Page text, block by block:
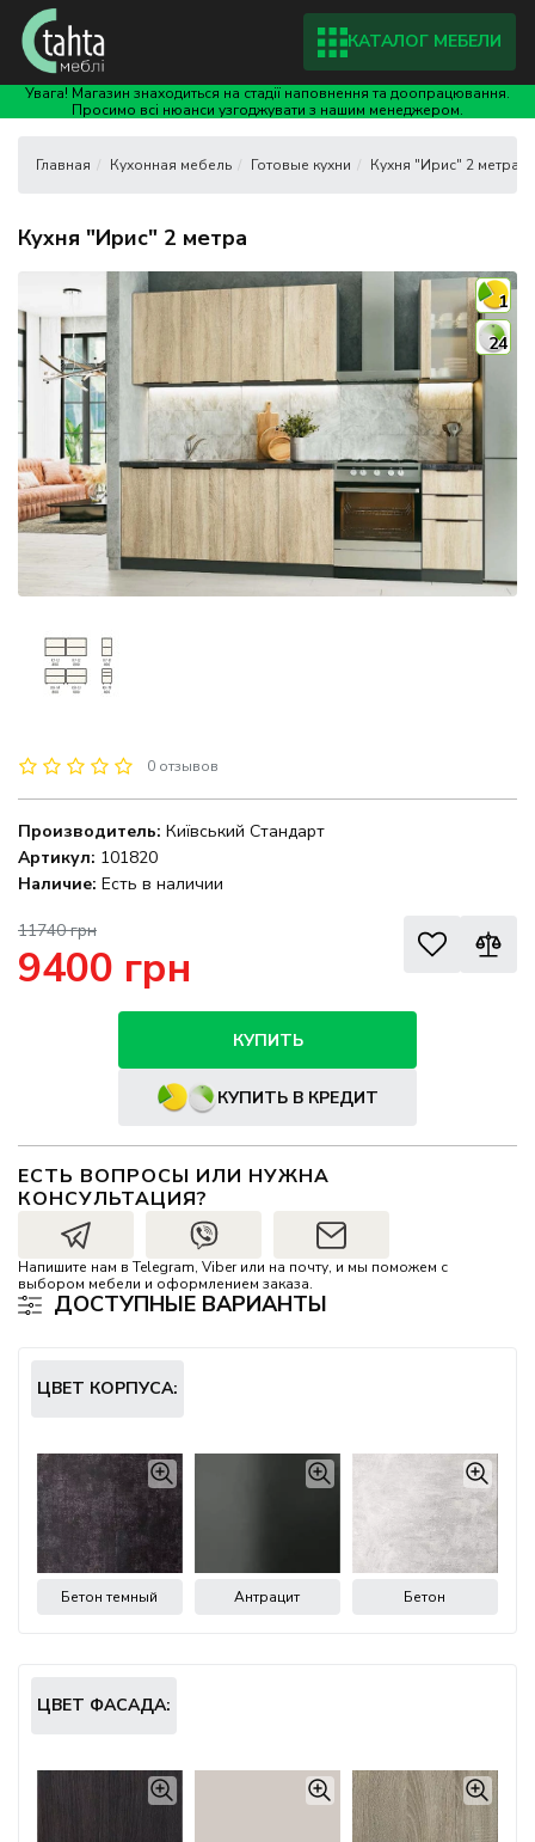
Увага! Магазин знаходиться на стадії наповнення та доопрацювання.
Просимо всі нюанси узгоджувати з нашим менеджером.
КАТАЛОГ МЕБЕЛИ
Кухонная мебель Готовые кухни Кухня "Ирис" 2 метра
Кухня "Ирис" 2 метра
1
24
0 отзывов
Производитель: Київський Стандарт
Артикул: 101820
Наличие: Есть в наличии
11740 грн
9400 грн
КУПИТЬ
КУПИТЬ В КРЕДИТ
ЕСТЬ ВОПРОСЫ ИЛИ НУЖНА
КОНСУЛЬТАЦИЯ?
Напишите нам в Telegram, Viber или на почту, и мы поможем с
выбором мебели и оформлением заказа.
ДОСТУПНЫЕ ВАРИАНТЫ
ЦВЕТ КОРПУСА:
Бетон темный Антрацит Бетон
ЦВЕТ ФАСАДА: